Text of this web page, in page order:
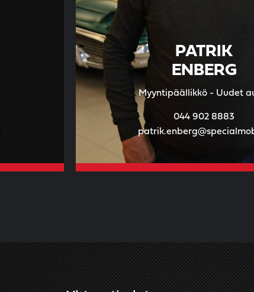
PATRIK
ENBERG
Myyntipäällikkö - Uudet
044 902 8883